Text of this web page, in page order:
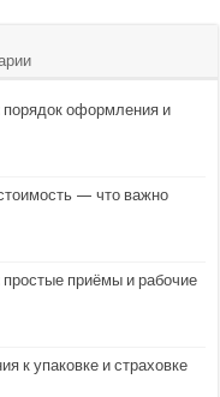
порядок оформления и
— что важно
простые приёмы и рабочие
к упаковке и страховке